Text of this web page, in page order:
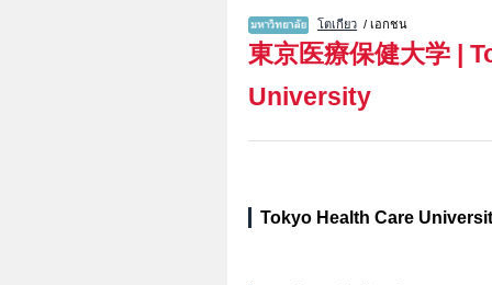
โตเกียว / เอกชน
東京医療保健大学 |
University
Tokyo Health Care